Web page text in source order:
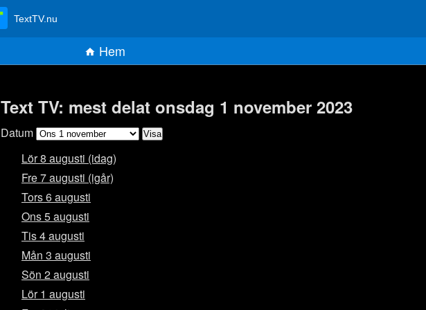
Text TV: mest delat onsdag 1 november 2023
Datum
Lör 8 augusti (idag)
Fre 7 augusti (igår)
Tors 6 augusti
Ons 5 augusti
Tis 4 augusti
Mån 3 augusti
Sön 2 augusti
Lör 1 augusti
TextTV.nu
Hem